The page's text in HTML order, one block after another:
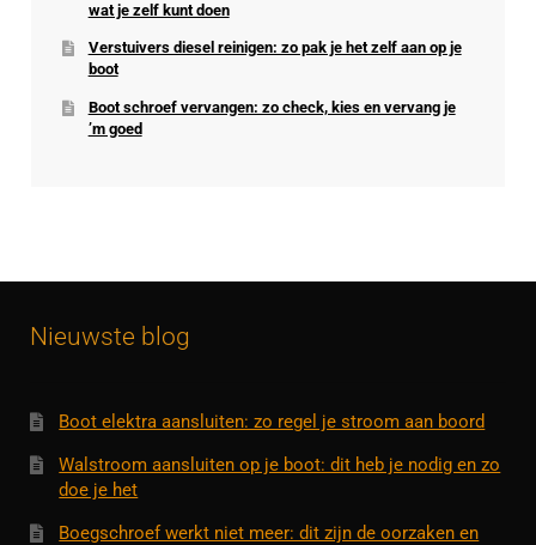
wat je zelf kunt doen
Verstuivers diesel reinigen: zo pak je het zelf aan op je
boot
Boot schroef vervangen: zo check, kies en vervang je
’m goed
Nieuwste blog
Boot elektra aansluiten: zo regel je stroom aan boord
Walstroom aansluiten op je boot: dit heb je nodig en zo
doe je het
Boegschroef werkt niet meer: dit zijn de oorzaken en